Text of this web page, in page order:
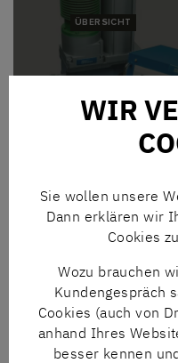
ÜBERSICHT
MEHR INFOS
N+N ONLINESHOP–
Originalprodukte
Bequem
WIR
Sie wollen unsere
Dann erklären wir
Cookies
Wozu brauchen
Kundengespräch
Cookies (auch von
anhand Ihres
besser kennen